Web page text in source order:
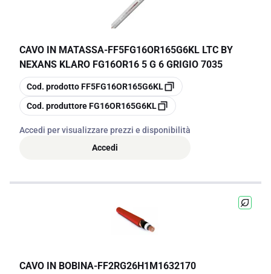
CAVO IN MATASSA-FF5FG16OR165G6KL LTC BY
NEXANS KLARO FG16OR16 5 G 6 GRIGIO 7035
copia
Cod. prodottoFF5FG16OR165G6KL
copia
Cod. produttoreFG16OR165G6KL
Accedi per visualizzare prezzi e disponibilità
Accedi
CAVO IN BOBINA-FF2RG26H1M1632170